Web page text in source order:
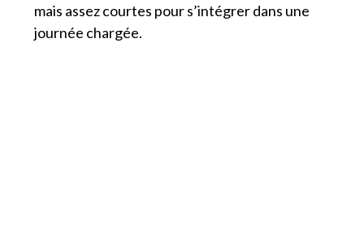
mais assez courtes pour s’intégrer dans une
journée chargée.